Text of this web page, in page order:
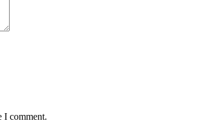
I comment.